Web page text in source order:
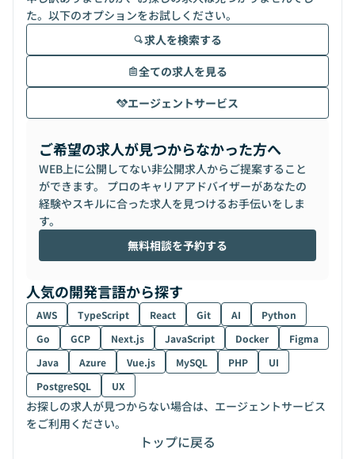
た。以下のオプションをお試しください。
求人を検索する
全ての求人を見る
エージェントサービス
ご希望の求人が見つからなかった方へ
WEB上に公開してない非公開求人からご提案すること
ができます。 プロのキャリアアドバイザーがあなたの
経験やスキルに合った求人を見つけるお手伝いをしま
す。
無料相談を予約する
人気の開発言語から探す
AWS TypeScript React Git AI
Python
Go
GCP Next.js JavaScript Docker
Figma
Java
Azure Vue.js MySQL PHP
UI
PostgreSQL
UX
お探しの求人が見つからない場合は、エージェントサービス
をご利用ください。
トップに戻る